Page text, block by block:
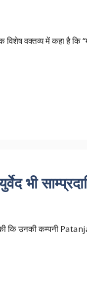
विशेष वक्तव्य में कहा है
भी
कि उनकी कम्पनी